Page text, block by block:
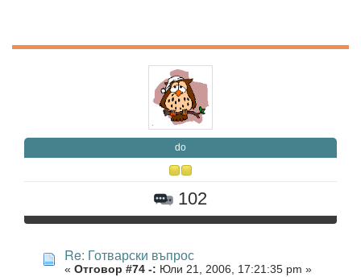
do
102
Re: Готварски въпрос
« Отговор #74 -: Юли 21, 2006, 17:21:35 pm »